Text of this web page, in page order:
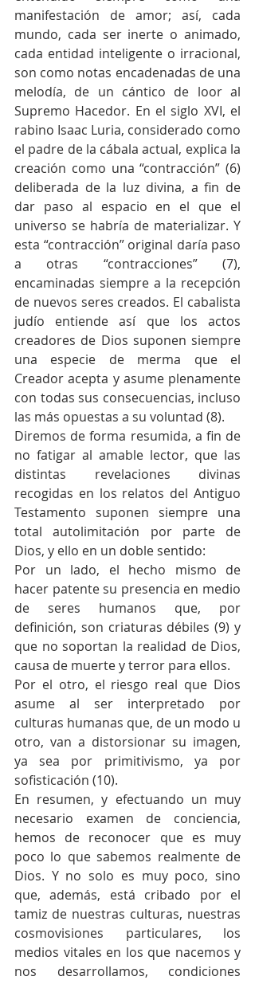
manifestación de amor; así, cada
mundo, cada ser inerte o animado,
cada entidad inteligente o irracional,
son como notas encadenadas de una
melodía, de un cántico de loor al
Supremo Hacedor. En el siglo XVI, el
rabino Isaac Luria, considerado como
el padre de la cábala actual, explica la
creación como una “contracción” (6)
deliberada de la luz divina, a fin de
dar paso al espacio en el que el
universo se habría de materializar. Y
esta “contracción” original daría paso
a otras “contracciones” (7),
encaminadas siempre a la recepción
de nuevos seres creados. El cabalista
judío entiende así que los actos
creadores de Dios suponen siempre
una especie de merma que el
Creador acepta y asume plenamente
con todas sus consecuencias, incluso
las más opuestas a su voluntad (8).
Diremos de forma resumida, a fin de
no fatigar al amable lector, que las
distintas revelaciones divinas
recogidas en los relatos del Antiguo
Testamento suponen siempre una
total autolimitación por parte de
Dios, y ello en un doble sentido:
Por un lado, el hecho mismo de
hacer patente su presencia en medio
de seres humanos que, por
definición, son criaturas débiles (9) y
que no soportan la realidad de Dios,
causa de muerte y terror para ellos.
Por el otro, el riesgo real que Dios
asume al ser interpretado por
culturas humanas que, de un modo u
otro, van a distorsionar su imagen,
ya sea por primitivismo, ya por
sofisticación (10).
En resumen, y efectuando un muy
necesario examen de conciencia,
hemos de reconocer que es muy
poco lo que sabemos realmente de
Dios. Y no solo es muy poco, sino
que, además, está cribado por el
tamiz de nuestras culturas, nuestras
cosmovisiones particulares, los
medios vitales en los que nacemos y
nos desarrollamos, condiciones